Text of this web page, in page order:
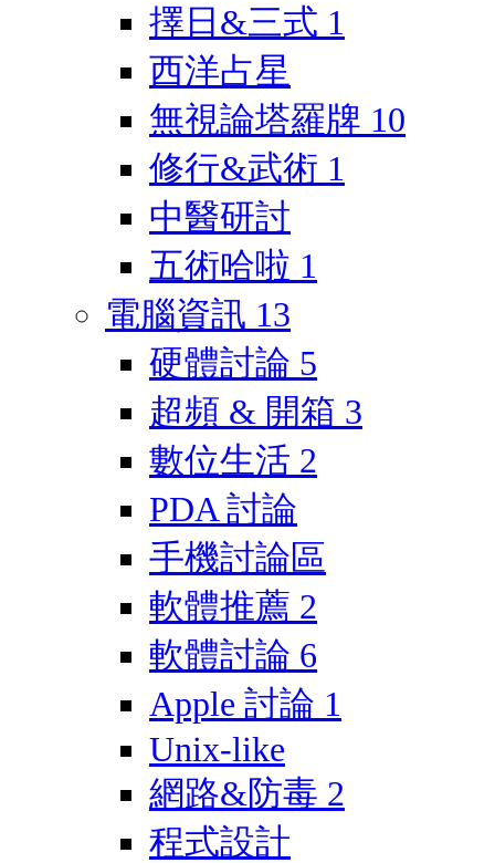
擇日&三式 1
西洋占星
無視論塔羅牌 10
修行&武術 1
中醫研討
五術哈啦 1
電腦資訊 13
硬體討論 5
超頻 & 開箱 3
數位生活 2
PDA 討論
手機討論區
軟體推薦 2
軟體討論 6
Apple 討論 1
Unix-like
網路&防毒 2
程式設計